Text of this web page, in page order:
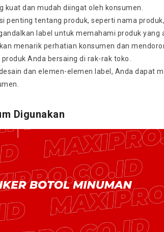
dan mudah diingat oleh konsumen.
penting tentang produk, seperti nama
label untuk memahami produk yang
menarik perhatian konsumen dan
Anda bersaing di rak-rak toko.
dan elemen-elemen label, Anda dapat
Digunakan